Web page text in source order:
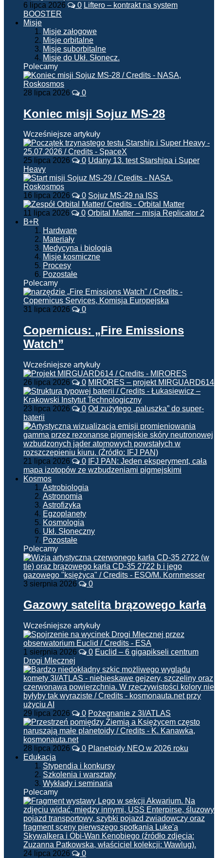
6 lipca 2026 0 Liftero – kontrakt na system
BOOSTER
Misje
Misje załogowe
Misje orbitalne
Misje suborbitalne
Misje do Ukł. Słonecz.
Polecamy
28 lipca 2026 0
Koniec misji Sojuz MS-28
Wcześniejsze artykuły
25 lipca 2026 0 Udany 13. test Starshipa i Super
Heavy
16 lipca 2026 0 Sojuz MS-29 na ISS
11 lipca 2026 0 Orbital Matter – misja Replicator 2
B+R
Hardware
Materiały
Medycyna i biologia
Misje kosmiczne
Procesy
Pozostałe
Polecamy
31 lipca 2026 0
Copernicus: „Fire Emissions
Watch”
Wcześniejsze artykuły
26 lipca 2026 0 MIRORES – projekt MIRGUARD614
23 lipca 2026 0 Od zużytego „paluszka” do super-
baterii
21 lipca 2026 0 IFJ PAN: Jeden eksperyment, cała
mapa izotopów ze wzbudzeniami pigmejskimi
Kosmos
Astrobiologia
Astronomia
Astrofizyka
Egzoplanety
Kosmologia
Ukł. Słoneczny
Pozostałe
Polecamy
3 sierpnia 2026 0
Gazowy satelita brązowego karła
Wcześniejsze artykuły
1 sierpnia 2026 0 Euclid – 6 gigapikseli centrum
Drogi Mlecznej
29 lipca 2026 0 Pożegnanie z 3I/ATLAS
28 lipca 2026 0 Planetoidy NEO w 2026 roku
Edukacja
Stypendia i konkursy
Szkolenia i warsztaty
Wykłady i seminaria
Polecamy
24 lipca 2026 0